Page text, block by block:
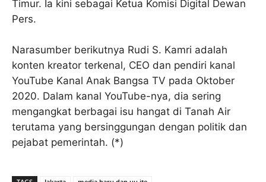
Timur. Ia kini sebagai Ketua Komisi Digital Dewan
Pers.
Narasumber berikutnya Rudi S. Kamri adalah
konten kreator terkenal, CEO dan pendiri kanal
YouTube Kanal Anak Bangsa TV pada Oktober
2020. Dalam kanal YouTube-nya, dia sering
mengangkat berbagai isu hangat di Tanah Air
terutama yang bersinggungan dengan politik dan
pejabat pemerintah. (*)